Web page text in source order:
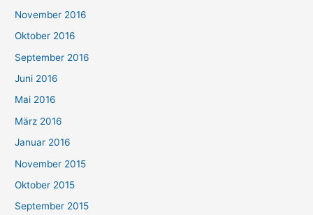
November 2016
Oktober 2016
September 2016
Juni 2016
Mai 2016
März 2016
Januar 2016
November 2015
Oktober 2015
September 2015